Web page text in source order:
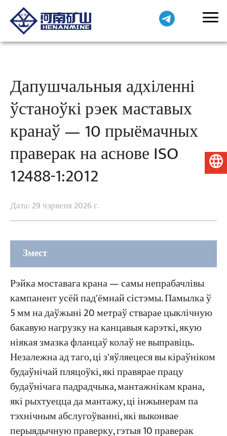
Дапушчальныя адхіленні
ўстаноўкі рэек маставых
кранаў — 10 прыёмачных
праверак на аснове ISO
12488-1:2012
Дата: 29 чэрвеня 2026 г.
Змест
дапушчальныя адхіленні ўстаноўкі рэек
маставых кранаў
Вызначэнне дапушчальных адхіленняў пры
ўсталёўцы рэек маставога крана
10 праверак талерантнасці (2 клас)
Праверка 1 — Дапушчальнае адхіленне ΔS
Праверка 2 — Прамалінейнасць рэйкі ў
гарызантальнай плоскасці (па ўсёй
Рэйка моставага крана — самы непрабачлівы
кампанент усёй пад'ёмнай сістэмы. Памылка ў
5 мм на даўжыні 20 метраў стварае цыклічную
бакавую нагрузку на канцавыя карэткі, якую
ніякая змазка фланцаў колаў не выправіць.
Незалежна ад таго, ці з'яўляецеся вы кіраўніком
будаўнічай пляцоўкі, які правярае працу
будаўнічага падрадчыка, мантажнікам крана,
які рыхтуецца да мантажу, ці інжынерам па
тэхнічным абслугоўванні, які выконвае
перыядычную праверку, гэтыя 10 праверак
Беларуская мова